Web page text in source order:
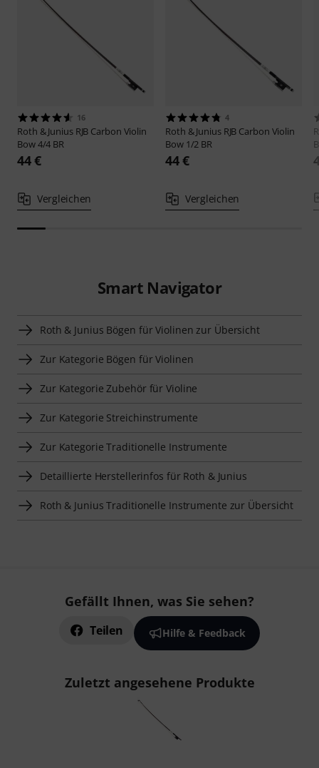
16
Roth & Junius RJB Carbon Violin
Bow 4/4 BR
44 €
Vergleichen
4
Roth & Junius RJB Carbon Violin
Bow 1/2 BR
44 €
Vergleichen
Smart Navigator
Roth & Junius Bögen für Violinen zur Übersicht
Zur Kategorie Bögen für Violinen
Zur Kategorie Zubehör für Violine
Zur Kategorie Streichinstrumente
Zur Kategorie Traditionelle Instrumente
Detaillierte Herstellerinfos für Roth & Junius
Roth & Junius Traditionelle Instrumente zur Übersicht
Gefällt Ihnen, was Sie sehen?
Teilen Hilfe & Feedback
Zuletzt angesehene Produkte